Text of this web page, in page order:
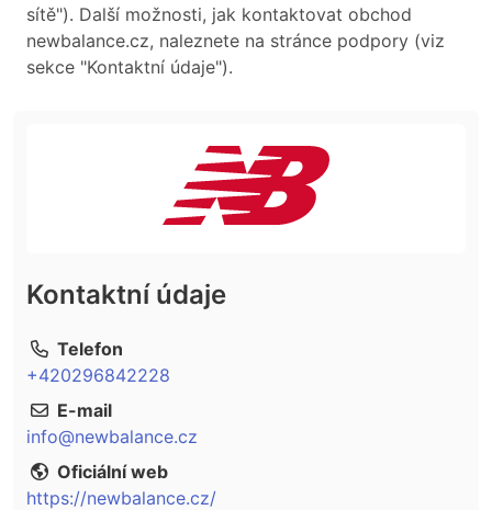
sítě"). Další možnosti, jak kontaktovat obchod
newbalance.cz, naleznete na stránce podpory (viz
sekce "Kontaktní údaje").
Kontaktní údaje
Telefon
+420296842228
E-mail
info@newbalance.cz
Oficiální web
https://newbalance.cz/